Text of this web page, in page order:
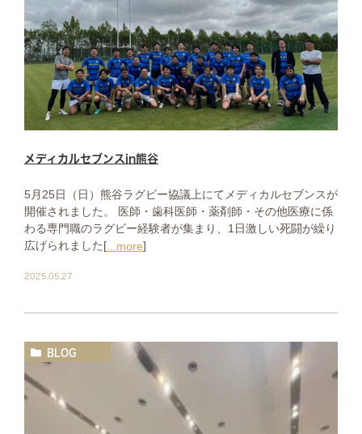
メディカルセブンスin熊谷
5月25日（日）熊谷ラグビー協議上にてメディカルセブンスが
開催されました。 医師・歯科医師・薬剤師・その他医療に係
わる専門職のラグビー経験者が集まり、1日激しい死闘が繰り
広げられました[ ...more]
2025.05.27
BLOG